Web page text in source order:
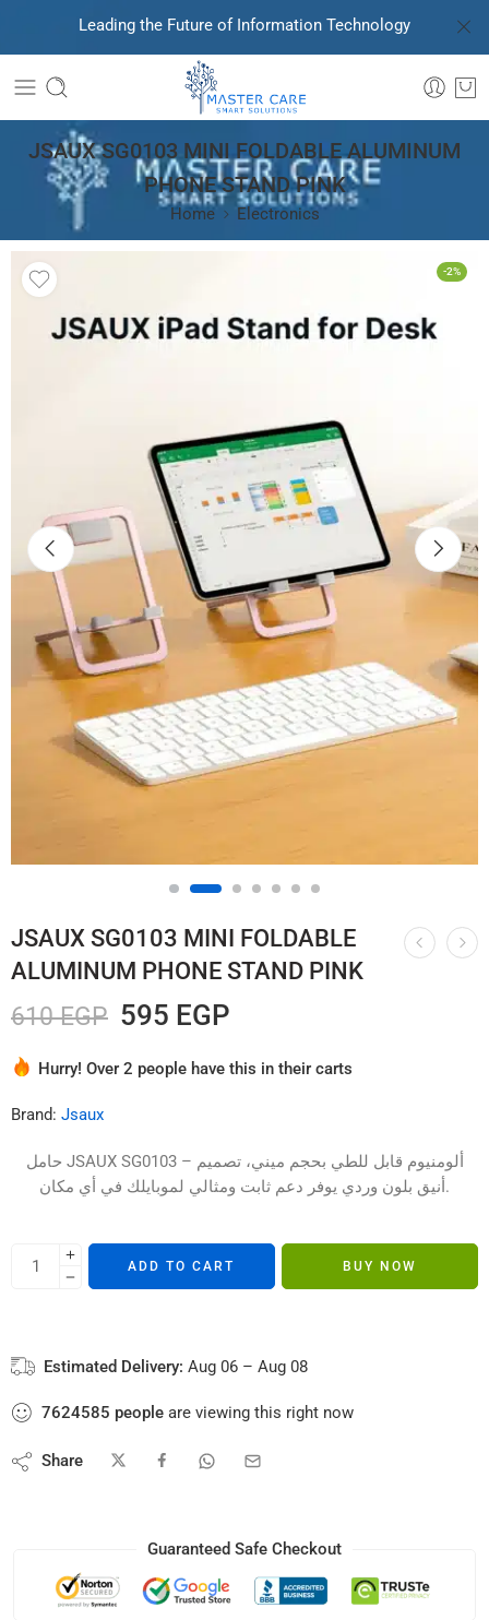
Leading the Future of Information Technology
JSAUX SG0103 MINI FOLDABLE ALUMINUM
PHONE STAND PINK
Home Electronics
-2%
JSAUX SG0103 MINI FOLDABLE
ALUMINUM PHONE STAND PINK
610EGP 595 EGP
Hurry! Over 2 people have this in their carts
Brand: Jsaux
حامل JSAUX SG0103 – ألومنيوم قابل للطي بحجم ميني، تصميم
أنيق بلون وردي يوفر دعم ثابت ومثالي لموبايلك في أي مكان.
ADD TO CART BUY NOW
Estimated Delivery: Aug 06 – Aug 08
7624585 people are viewing this right now
Share
Guaranteed Safe Checkout